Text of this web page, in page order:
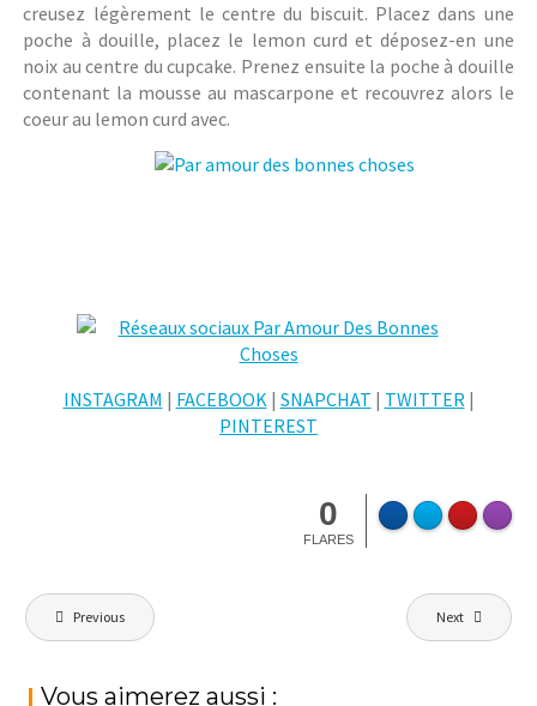
creusez légèrement le centre du biscuit. Placez dans une
poche à douille, placez le lemon curd et déposez-en une
noix au centre du cupcake. Prenez ensuite la poche à douille
contenant la mousse au mascarpone et recouvrez alors le
coeur au lemon curd avec.
INSTAGRAM | FACEBOOK| SNAPCHAT | TWITTER|
PINTEREST
0
FLARES
Navigation
de
Previous Next
Vous aimerez aussi :